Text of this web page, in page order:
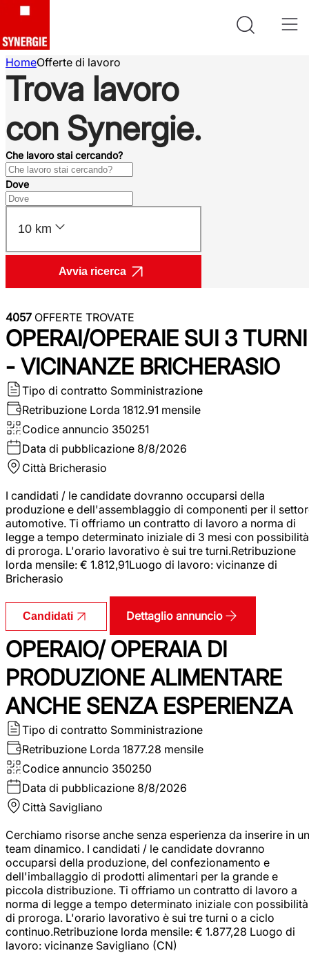
HomeOfferte di lavoro
Trova lavoro
con Synergie.
Che lavoro stai cercando?
Dove
10 km
Avvia ricerca
4057 OFFERTE TROVATE
OPERAI/OPERAIE SUI 3 TURNI
- VICINANZE BRICHERASIO
Tipo di contratto Somministrazione
Retribuzione Lorda 1812.91 mensile
Codice annuncio 350251
Data di pubblicazione 8/8/2026
Città Bricherasio
I candidati / le candidate dovranno occuparsi della
produzione e dell'assemblaggio di componenti per il
automotive. Ti offriamo un contratto di lavoro a norma di
legge a tempo determinato iniziale di 3 mesi con possibilità
di proroga. L'orario lavorativo è sui tre turni.Retribuzione
lorda mensile: € 1.812,91Luogo di lavoro: vicinanze di
Bricherasio
Candidati Dettaglio annuncio
OPERAIO/ OPERAIA DI
PRODUZIONE ALIMENTARE
ANCHE SENZA ESPERIENZA
Tipo di contratto Somministrazione
Retribuzione Lorda 1877.28 mensile
Codice annuncio 350250
Data di pubblicazione 8/8/2026
Città Savigliano
Cerchiamo risorse anche senza esperienza da inserire in un
team dinamico. I candidati / le candidate dovranno
occuparsi della produzione, del confezionamento e
dell'imballaggio di prodotti alimentari per la grande e
piccola distribuzione. Ti offriamo un contratto di lavoro a
norma di legge a tempo determinato iniziale con possibilità
di proroga. L'orario lavorativo è sui tre turni o a ciclo
continuo.Retribuzione lorda mensile: € 1.877,28 Luogo di
lavoro: vicinanze Savigliano (CN)